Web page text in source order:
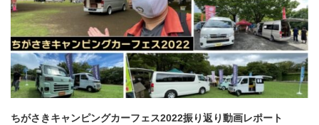
ちがさきキャンピングカーフェス2022振り返り動画レポート